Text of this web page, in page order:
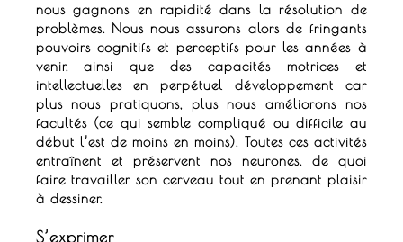
nous gagnons en rapidité dans la résolution de
problèmes. Nous nous assurons alors de fringants
pouvoirs cognitifs et perceptifs pour les années à
venir, ainsi que des capacités motrices et
intellectuelles en perpétuel développement car
plus nous pratiquons, plus nous améliorons nos
facultés (ce qui semble compliqué ou difficile au
début l’est de moins en moins). Toutes ces activités
entraînent et préservent nos neurones, de quoi
faire travailler son cerveau tout en prenant plaisir
à dessiner.
S’exprimer